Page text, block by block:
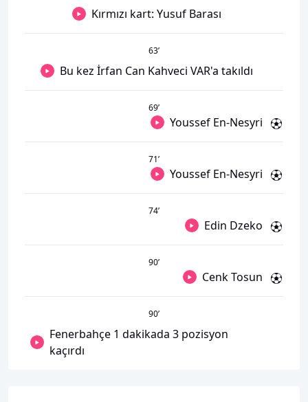
Kırmızı kart: Yusuf Barası
63’
Bu kez İrfan Can Kahveci VAR'a takıldı
69’
Youssef En-Nesyri
71’
Youssef En-Nesyri
74’
Edin Dzeko
90’
Cenk Tosun
90’
Fenerbahçe 1 dakikada 3 pozisyon
kaçırdı